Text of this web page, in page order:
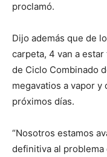
proclamó.
Dijo además que de
carpeta, 4 van a
de Ciclo Combinado
megavatios a vapor y
próximos días.
“Nosotros estamos
definitiva al problema